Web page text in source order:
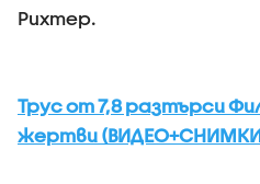
Рихтер.
Трус от 7,8 разтърси
жертви